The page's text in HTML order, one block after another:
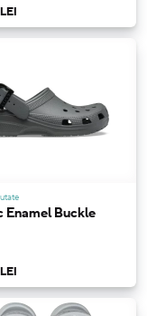
Enamel Buckle